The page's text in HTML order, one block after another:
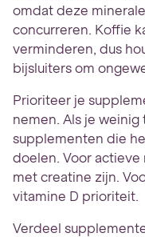
omdat deze
concurreren. Koffie
verminderen, dus
bijsluiters om
Prioriteer je
nemen. Als je
supplementen die
doelen. Voor
met creatine zijn.
vitamine D prioriteit.
Verdeel